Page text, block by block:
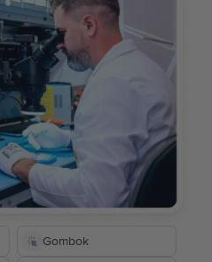
Gombok